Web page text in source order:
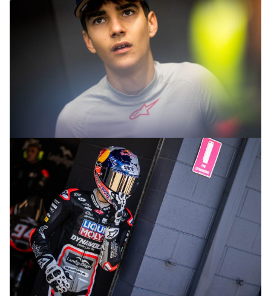
© intactGP